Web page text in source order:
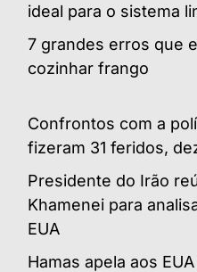
ideal para o sistema
7 grandes erros que
cozinhar frango
Confrontos com a
fizeram 31 feridos,
Presidente do Irão
Khamenei para
EUA
Hamas apela aos